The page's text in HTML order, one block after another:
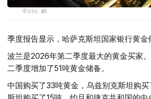
Фото: ӨзА
季度报告显示，哈萨克斯坦国家银行黄金
波兰是2026年第二季度最大的黄金买家
二季度增加了51吨黄金储备。
中国购买了33吨黄金，乌兹别克斯坦购